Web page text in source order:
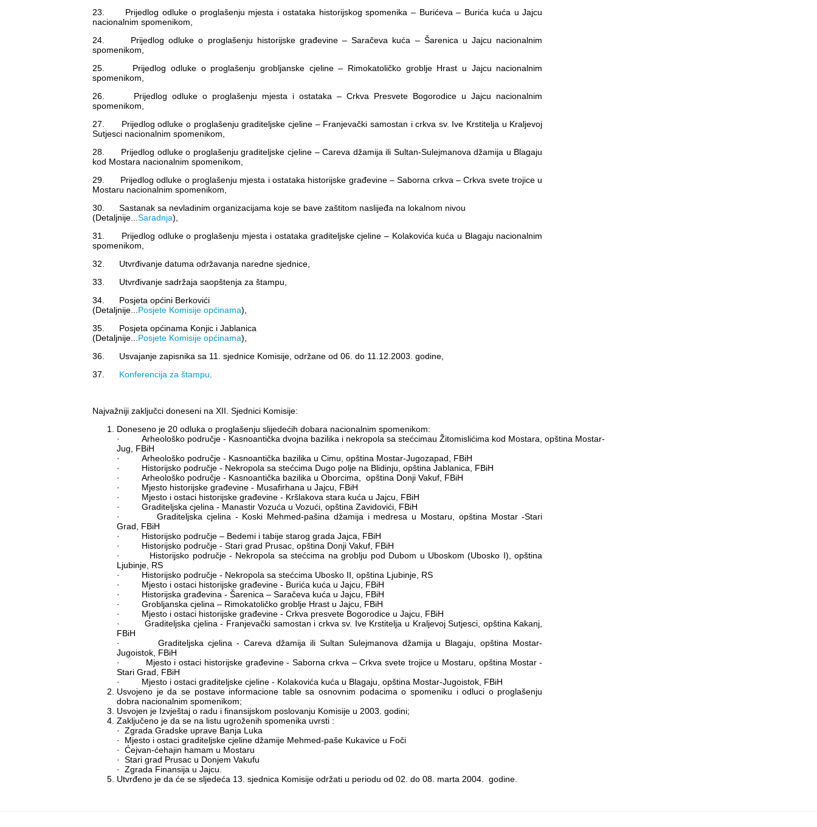
23. Prijedlog odluke o proglašenju mjesta i ostataka historijskog spomenika – Burićeva – Burića kuća u Jajcu
nacionalnim spomenikom,
24. Prijedlog odluke o proglašenju historijske građevine – Saračeva kuća – Šarenica u Jajcu nacionalnim
spomenikom,
25. Prijedlog odluke o proglašenju grobljanske cjeline – Rimokatoličko groblje Hrast u Jajcu nacionalnim
spomenikom,
26. Prijedlog odluke o proglašenju mjesta i ostataka – Crkva Presvete Bogorodice u Jajcu nacionalnim
spomenikom,
27. Prijedlog odluke o proglašenju graditeljske cjeline – Franjevački samostan i crkva sv. Ive Krstitelja u Kraljevoj
Sutjesci nacionalnim spomenikom,
28. Prijedlog odluke o proglašenju graditeljske cjeline – Careva džamija ili Sultan-Sulejmanova džamija u Blagaju
kod Mostara nacionalnim spomenikom,
29. Prijedlog odluke o proglašenju mjesta i ostataka historijske građevine – Saborna crkva – Crkva svete trojice u
Mostaru nacionalnim spomenikom,
30. Sastanak sa nevladinim organizacijama koje se bave zaštitom naslijeđa na lokalnom nivou
(Detaljnije... Saradnja),
31. Prijedlog odluke o proglašenju mjesta i ostataka graditeljske cjeline – Kolakovića kuća u Blagaju nacionalnim
spomenikom,
32. Utvrđivanje datuma održavanja naredne sjednice,
33. Utvrđivanje sadržaja saopštenja za štampu,
34. Posjeta općini Berkovići
(Detaljnije... Posjete Komisije općinama),
35. Posjeta općinama Konjic i Jablanica
(Detaljnije... Posjete Komisije općinama),
36. Usvajanje zapisnika sa 11. sjednice Komisije, održane od 06. do 11.12.2003. godine,
37. Konferencija za štampu
Najvažniji zaključci doneseni na XII. Sjednici Komisije:
Doneseno je 20 odluka o proglašenju slijedećih dobara nacionalnim spomenikom:
· Arheološko područje - Kasnoantička dvojna bazilika i nekropola sa stećcimau Žitomislićima kod Mostara, opština Mostar-
Jug, FBiH
· Arheološko područje - Kasnoantička bazilika u Cimu, opština Mostar-Jugozapad, FBiH
· Historijsko područje - Nekropola sa stećcima Dugo polje na Blidinju, opština Jablanica, FBiH
· Arheološko područje - Kasnoantička bazilika u Oborcima, opština Donji Vakuf, FBiH
· Mjesto historijske građevine - Musafirhana u Jajcu, FBiH
· Mjesto i ostaci historijske građevine - Kršlakova stara kuća u Jajcu, FBiH
· Graditeljska cjelina - Manastir Vozuća u Vozući, opština Zavidovići, FBiH
· Graditeljska cjelina - Koski Mehmed-pašina džamija i medresa u Mostaru, opština Mostar -Stari
Grad, FBiH
· Historijsko područje – Bedemi i tabije starog grada Jajca, FBiH
· Historijsko područje - Stari grad Prusac, opština Donji Vakuf, FBiH
· Historijsko područje - Nekropola sa stećcima na groblju pod Dubom u Uboskom (Ubosko I), opština
Ljubinje, RS
· Historijsko područje - Nekropola sa stećcima Ubosko II, opština Ljubinje, RS
· Mjesto i ostaci historijske građevine - Burića kuća u Jajcu, FBiH
· Historijska građevina - Šarenica – Saračeva kuća u Jajcu, FBiH
· Grobljanska cjelina – Rimokatoličko groblje Hrast u Jajcu, FBiH
· Mjesto i ostaci historijske građevine - Crkva presvete Bogorodice u Jajcu, FBiH
· Graditeljska cjelina - Franjevački samostan i crkva sv. Ive Krstitelja u Kraljevoj Sutjesci, opština Kakanj,
FBiH
· Graditeljska cjelina - Careva džamija ili Sultan Sulejmanova džamija u Blagaju, opština Mostar-
Jugoistok, FBiH
· Mjesto i ostaci historijske građevine - Saborna crkva – Crkva svete trojice u Mostaru, opština Mostar -
Stari Grad, FBiH
· Mjesto i ostaci graditeljske cjeline - Kolakovića kuća u Blagaju, opština Mostar-Jugoistok, FBiH
Usvojeno je da se postave informacione table sa osnovnim podacima o spomeniku i odluci o proglašenju
dobra nacionalnim spomenikom;
Usvojen je Izvještaj o radu i finansijskom poslovanju Komisije u 2003. godini;
Zaključeno je da se na listu ugroženih spomenika uvrsti :
· Zgrada Gradske uprave Banja Luka
· Mjesto i ostaci graditeljske cjeline džamije Mehmed-paše Kukavice u Foči
· Ćejvan-ćehajin hamam u Mostaru
· Stari grad Prusac u Donjem Vakufu
· Zgrada Finansija u Jajcu.
Utvrđeno je da će se sljedeća 13. sjednica Komisije održati u periodu od 02. do 08. marta 2004. godine.